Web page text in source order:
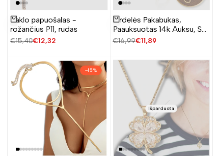
Žiūrėti produktą
Kaklo papuošalas -
rožančius P11, rudas
Įprasta
€15,40Pardavimo
€12,32
Žiūrėti produktą
Širdelės Pakabukas,
Paauksuotas 14k Auksu, Su
Cirkoniais NST2112
Įprasta
€16,99Pardavimo
€11,89
–15%
Išparduota